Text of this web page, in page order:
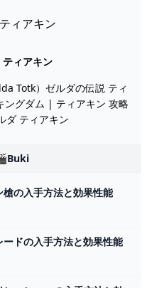
ティアキン
ティアキン
Totk）ゼルダの伝説 ティ
ングダム | ティアキン 攻略
ダ ティアキン
槍の入手方法と効果性能
ードの入手方法と効果性能